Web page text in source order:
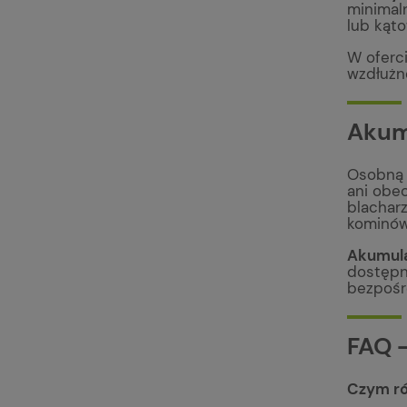
lub
W
ani
Czym